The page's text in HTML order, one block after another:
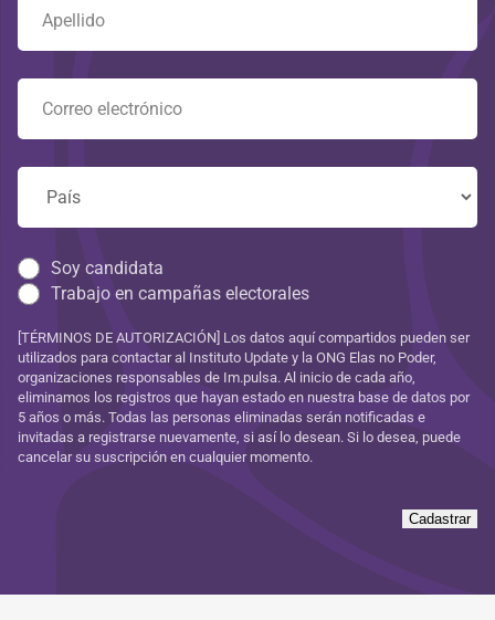
Soy candidata
Trabajo en campañas electorales
[TÉRMINOS DE AUTORIZACIÓN] Los datos aquí compartidos pueden ser
utilizados para contactar al Instituto Update y la ONG Elas no Poder,
organizaciones responsables de Im.pulsa. Al inicio de cada año,
eliminamos los registros que hayan estado en nuestra base de datos por
5 años o más. Todas las personas eliminadas serán notificadas e
invitadas a registrarse nuevamente, si así lo desean. Si lo desea, puede
cancelar su suscripción en cualquier momento.
Cadastrar